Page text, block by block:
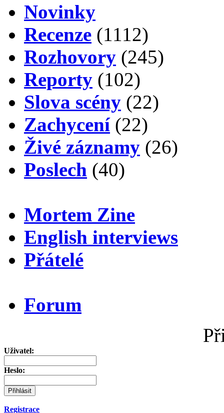
Novinky
Recenze (1112)
Rozhovory (245)
Reporty (102)
Slova scény (22)
Zachycení (22)
Živé záznamy (26)
Poslech (40)
Mortem Zine
English interviews
Přátelé
Forum
Uživatel:
Heslo:
Registrace